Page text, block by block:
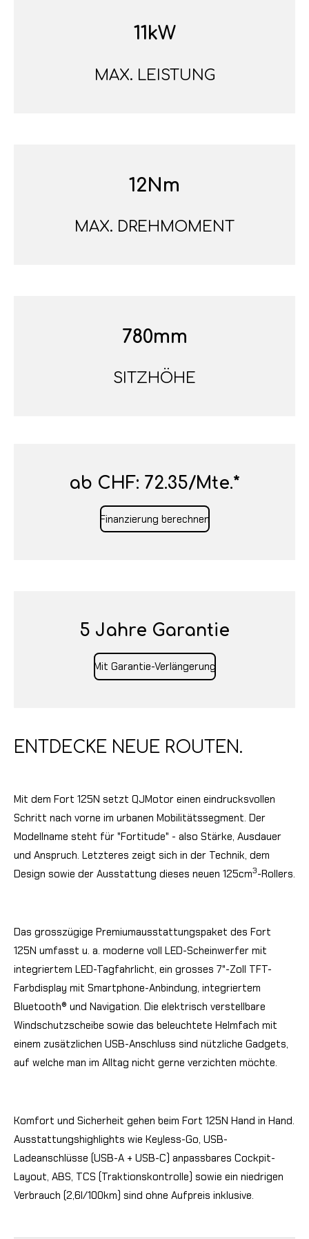
11kW
MAX. LEISTUNG
12Nm
MAX. DREHMOMENT
780mm
SITZHÖHE
ab CHF: 72.35/Mte.*
Finanzierung berechnen
5 Jahre Garantie
Mit Garantie-Verlängerung
ENTDECKE NEUE ROUTEN.
Mit dem Fort 125N setzt QJMotor einen eindrucksvollen
Schritt nach vorne im urbanen Mobilitätssegment. Der
Modellname steht für "Fortitude" - also Stärke, Ausdauer
und Anspruch. Letzteres zeigt sich in der Technik, dem
Design sowie der Ausstattung dieses neuen 125cm3-Rollers.
Das grosszügige Premiumausstattungspaket des Fort
125N umfasst u. a. moderne voll LED-Scheinwerfer mit
integriertem LED-Tagfahrlicht, ein grosses 7"-Zoll TFT-
Farbdisplay mit Smartphone-Anbindung, integriertem
Bluetooth® und Navigation. Die elektrisch verstellbare
Windschutzscheibe sowie das beleuchtete Helmfach mit
einem zusätzlichen USB-Anschluss sind nützliche Gadgets,
auf welche man im Alltag nicht gerne verzichten möchte.
Komfort und Sicherheit gehen beim Fort 125N Hand in Hand.
Ausstattungshighlights wie Keyless-Go, USB-
Ladeanschlüsse (USB-A + USB-C) anpassbares Cockpit-
Layout, ABS, TCS (Traktionskontrolle) sowie ein niedrigen
Verbrauch (2,6l/100km) sind ohne Aufpreis inklusive.